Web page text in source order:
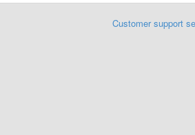
Customer support